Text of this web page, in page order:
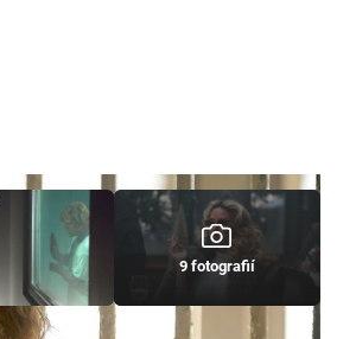
9 fotografií